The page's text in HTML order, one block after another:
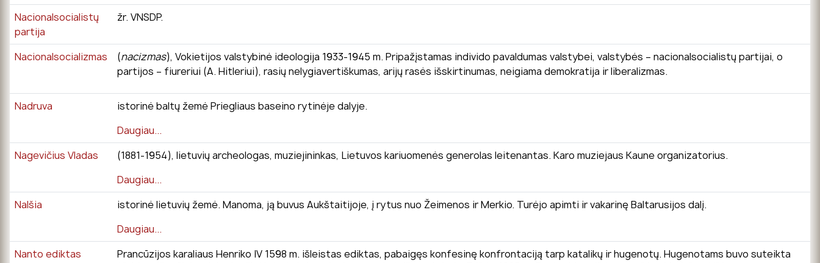
Nacionalsocialistų
partija
žr. VNSDP.
Nacionalsocializmas (nacizmas), Vokietijos valstybinė ideologija 1933-1945 m. Pripažįstamas individo pavaldumas valstybei, valstybės – nacionalsocialistų partijai, o
partijos – fiureriui (A. Hitleriui), rasių nelygiavertiškumas, arijų rasės išskirtinumas, neigiama demokratija ir liberalizmas.
Nadruva
istorinė baltų žemė Priegliaus baseino rytinėje dalyje.
Daugiau...
Nagevičius Vladas
(1881-1954), lietuvių archeologas, muziejininkas, Lietuvos kariuomenės generolas leitenantas. Karo muziejaus Kaune organizatorius.
Daugiau...
Nalšia
istorinė lietuvių žemė. Manoma, ją buvus Aukštaitijoje, į rytus nuo Žeimenos ir Merkio. Turėjo apimti ir vakarinę Baltarusijos dalį.
Daugiau...
Nanto ediktas
Prancūzijos karaliaus Henriko IV 1598 m. išleistas ediktas, pabaigęs konfesinę konfrontaciją tarp katalikų ir hugenotų. Hugenotams buvo suteikta